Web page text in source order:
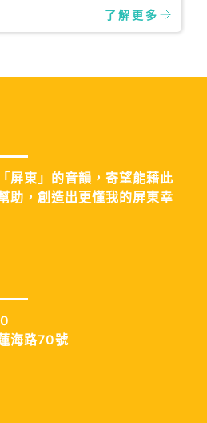
了解更多
屏東」的音韻，寄望能藉此
助，創造出更懂我的屏東幸
海路70號